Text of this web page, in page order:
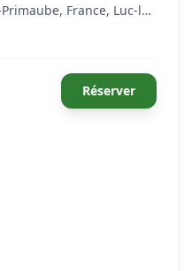
France, Luc-la-
Réserver